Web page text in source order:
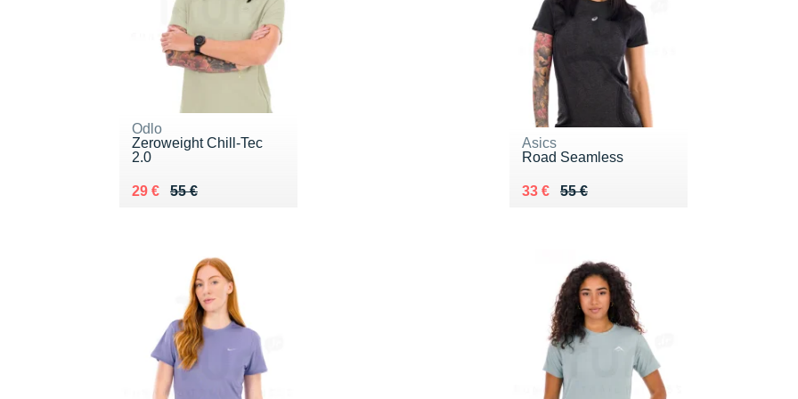
Odlo
Zeroweight Chill-Tec
2.0
55 €
Au lieu de 55 €
29 €
Vendu 29 €
Asics
Road Seamless
55 €
Au lieu de 55 €
33 €
Vendu 33 €